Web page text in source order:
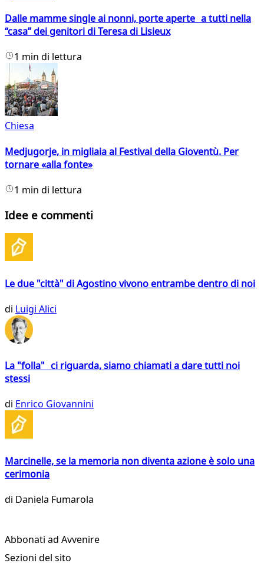
Dalle mamme single ai nonni, porte aperte a tutti nella
“casa” dei genitori di Teresa di Lisieux
1 min di lettura
Chiesa
Medjugorje, in migliaia al Festival della Gioventù. Per
tornare «alla fonte»
1 min di lettura
Idee e commenti
Le due "città" di Agostino vivono entrambe dentro di noi
di Luigi Alici
La "folla" ci riguarda, siamo chiamati a dare tutti noi
stessi
di Enrico Giovannini
Marcinelle, se la memoria non diventa azione è solo una
cerimonia
di Daniela Fumarola
Abbonati ad Avvenire
Sezioni del sito